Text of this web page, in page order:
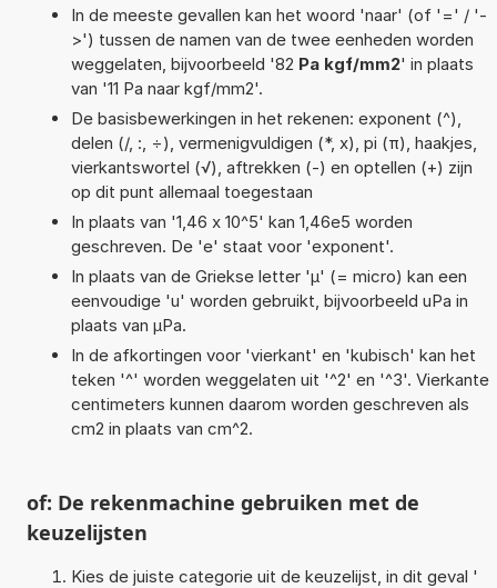
In de meeste gevallen kan het woord 'naar' (of '=' / '-
>') tussen de namen van de twee eenheden worden
weggelaten, bijvoorbeeld '82 Pa kgf/mm2' in plaats
van '11 Pa naar kgf/mm2'.
De basisbewerkingen in het rekenen: exponent (^),
delen (/, :, ÷), vermenigvuldigen (*, x), pi (π), haakjes,
vierkantswortel (√), aftrekken (-) en optellen (+) zijn
op dit punt allemaal toegestaan
In plaats van '1,46 x 10^5' kan 1,46e5 worden
geschreven. De 'e' staat voor 'exponent'.
In plaats van de Griekse letter 'µ' (= micro) kan een
eenvoudige 'u' worden gebruikt, bijvoorbeeld uPa in
plaats van µPa.
In de afkortingen voor 'vierkant' en 'kubisch' kan het
teken '^' worden weggelaten uit '^2' en '^3'. Vierkante
centimeters kunnen daarom worden geschreven als
cm2 in plaats van cm^2.
of: De rekenmachine gebruiken met de
keuzelijsten
Kies de juiste categorie uit de keuzelijst, in dit geval '